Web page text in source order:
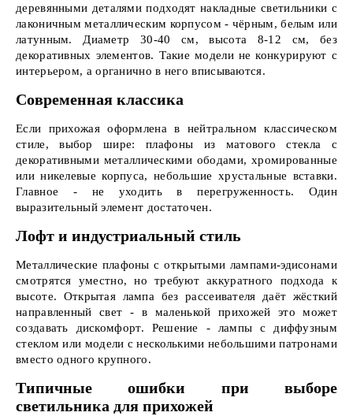
деревянными деталями подходят накладные светильники с
лаконичным металлическим корпусом - чёрным, белым или
латунным. Диаметр 30-40 см, высота 8-12 см, без
декоративных элементов. Такие модели не конкурируют с
интерьером, а органично в него вписываются.
Современная классика
Если прихожая оформлена в нейтральном классическом
стиле, выбор шире: плафоны из матового стекла с
декоративными металлическими ободами, хромированные
или никелевые корпуса, небольшие хрустальные вставки.
Главное - не уходить в перегруженность. Один
выразительный элемент достаточен.
Лофт и индустриальный стиль
Металлические плафоны с открытыми лампами-эдисонами
смотрятся уместно, но требуют аккуратного подхода к
высоте. Открытая лампа без рассеивателя даёт жёсткий
направленный свет - в маленькой прихожей это может
создавать дискомфорт. Решение - лампы с диффузным
стеклом или модели с несколькими небольшими патронами
вместо одного крупного.
Типичные ошибки при выборе
светильника для прихожей